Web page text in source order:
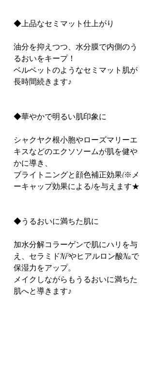
◆上品なセミマット仕上がり
油分を抑えつつ、水分膜で内側のう
るおいをキープ！
ベルベットのようなセミマット肌が
長時間続きます♪
◆華やかで明るい肌印象に
シャクヤク根小胞やローズマリーエ
キスなどのエクソソームが肌を健や
かに導き、
ブライトニングと顔色補正効果(※メ
ーキャップ効果による)を与えます★
◆うるおいに満ちた肌に
加水分解コラーゲンで肌にハリを与
え、セラミドNPやヒアルロン酸Naで
保湿力をアップ。
メイクしながらもうるおいに満ちた
肌へと導きます♪